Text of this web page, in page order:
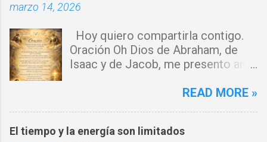
i
s
marzo 14, 2026
Hoy quiero compartirla contigo.
Oración Oh Dios de Abraham, de
Isaac y de Jacob, me presento ante
por donde haya entrado la maldad.
Que tus ángeles guerreros cuiden
READ MORE »
El tiempo y la energía son limitados